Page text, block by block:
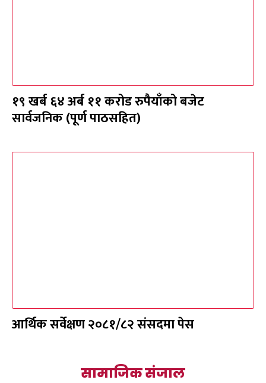
१९ खर्ब ६४ अर्ब ११ करोड रुपैयाँको बजेट
सार्वजनिक (पूर्ण पाठसहित)
आर्थिक सर्वेक्षण २०८१/८२ संसदमा पेस
सामाजिक संजाल